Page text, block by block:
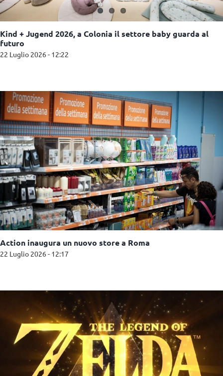
Kind + Jugend 2026, a Colonia il settore baby guarda al
futuro
22 Luglio 2026 - 12:22
Action inaugura un nuovo store a Roma
22 Luglio 2026 - 12:17